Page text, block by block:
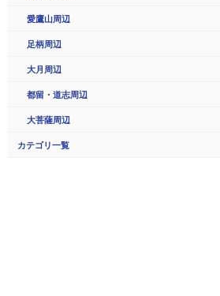
愛鷹山周辺
足柄周辺
大月周辺
都留・道志周辺
大菩薩周辺
カテゴリ一覧